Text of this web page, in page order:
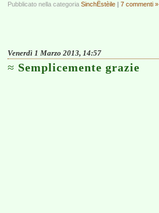
Pubblicato nella categoria SinchËstèile | 7 commenti »
Venerdì 1 Marzo 2013, 14:57
Semplicemente grazie